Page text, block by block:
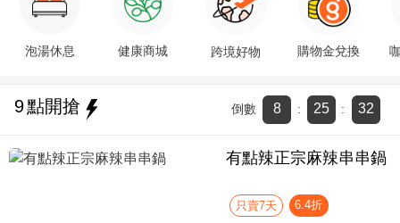
泡湯休息 健康商城 跨境好物 購物金兌換
9點開搶 倒數 8 : 25 : 32
有點辣正宗麻辣串串鍋
只賣7天 6.4折